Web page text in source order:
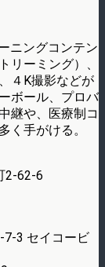
ニングコンテン
リーミング）、
４K撮影などが
ボール、プロバ
継や、医療制コ
く手がける。
2-62-6
7-3 セイコービ